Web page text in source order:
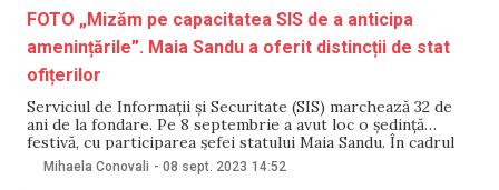
FOTO „Mizăm pe capacitatea SIS de a anticipa
amenințările”. Maia Sandu a oferit distincții de stat
ofițerilor
Serviciul de Informații și Securitate (SIS) marchează 32 de
ani de la fondare. Pe 8 septembrie a avut loc o ședință
festivă, cu participarea șefei statului Maia Sandu. În cadrul
evenimentului, mai multor ofițeri le-au fost oferite distincții
de stat. La cei 32 de ani de la fondare, conducerea și
Mihaela Conovali - 08 sept. 2023 14:52